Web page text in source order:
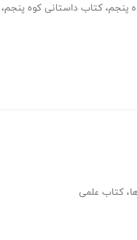
پنجم، کتاب داستانی کوه پنجم،
، کتاب علمی